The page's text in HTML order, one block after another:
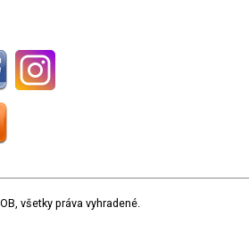
všetky práva vyhradené.